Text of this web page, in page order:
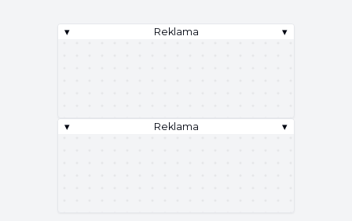
▾ Reklama ▾
▾ Reklama ▾